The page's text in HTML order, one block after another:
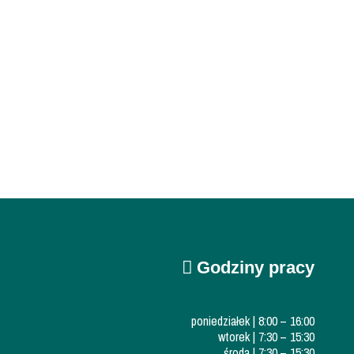
Godziny pracy
poniedziałek | 8:00 – 16:00
wtorek | 7:30 – 15:30